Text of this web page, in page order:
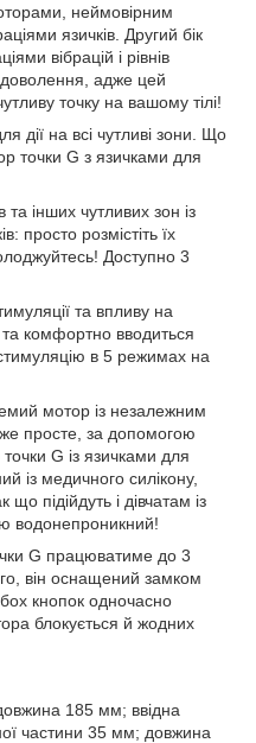
неймовірним
язичків. Другий бік
вібрацій і рівнів
адже цей
точку на вашому тілі!
дії на всі чутливі зони. Що
точки G з язичками для
та інших чутливих зон із
просто розмістіть їх
Доступно 3
та впливу на
та комфортно вводиться
в 5 режимах на
мотор із незалежним
просте, за допомогою
G із язичками для
із медичного силікону,
що підійдуть і дівчатам із
водонепроникний!
G працюватиме до 3
він оснащений замком
кнопок одночасно
блокується й жодних
185 мм; ввідна
частини 35 мм; довжина